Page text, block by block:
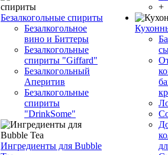
Безалкогольные спириты
Безалкогольное
вино и Биттеры
Безалкогольные
спириты "Giffard"
Безалкогольный
Аперитив
Безалкогольные
спириты
"DrinkSome"
Ингредиенты для Bubble
+